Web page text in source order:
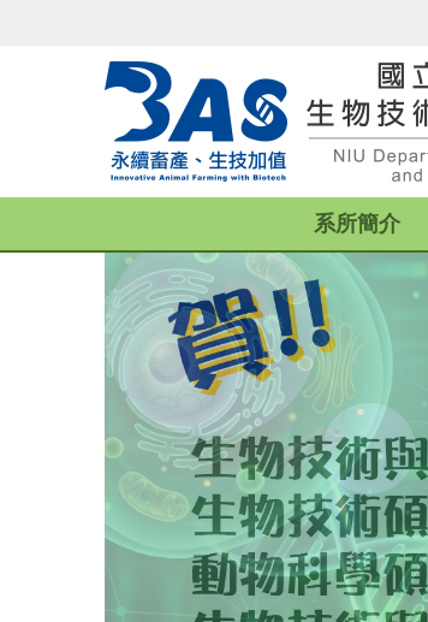
系所簡介